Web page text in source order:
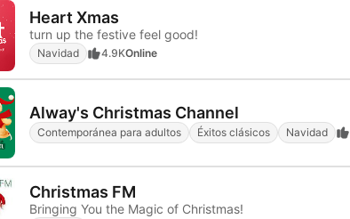
Heart Xmas
turn up the festive feel good!
Navidad 4.9KOnline
Alway's Christmas Channel
Contemporánea para adultos Éxitos clásicos Navidad
Christmas FM
Bringing You the Magic of Christmas!